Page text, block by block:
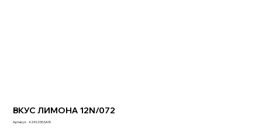
ВКУС ЛИМОНА 12N/072
Артикул:
Артикул:
4240230.SA10